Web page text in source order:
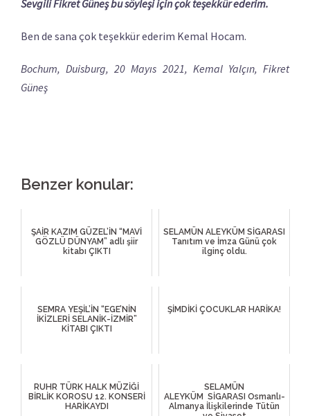
Sevgili Fikret Güneş bu söyleşi için çok teşekkür ederim.
Ben de sana çok teşekkür ederim Kemal Hocam.
Bochum, Duisburg, 20 Mayıs 2021, Kemal Yalçın, Fikret
Güneş
Benzer konular:
ŞAİR KAZIM GÜZEL’İN “MAVİ
GÖZLÜ DÜNYAM” adlı şiir
kitabı ÇIKTI
SELAMÜN ALEYKÜM SİGARASI
Tanıtım ve İmza Günü çok
ilginç oldu.
SEMRA YEŞİL’İN “EGE’NİN
İKİZLERİ SELANİK-İZMİR”
KİTABI ÇIKTI
ŞİMDİKİ ÇOCUKLAR HARİKA!
RUHR TÜRK HALK MÜZİĞİ
BİRLİK KOROSU 12. KONSERİ
HARİKAYDI
SELAMÜN
ALEYKÜM SİGARASI Osmanlı-
Almanya İlişkilerinde Tütün